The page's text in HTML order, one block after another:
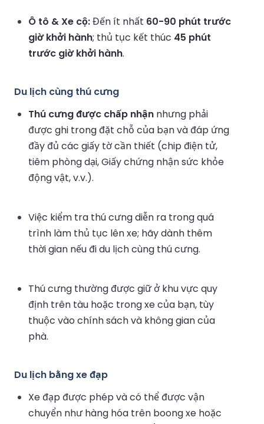
Ô tô & Xe cộ:Đến ít nhất 60-90 phút trước
giờ khởi hành; thủ tục kết thúc 45 phút
trước giờ khởi hành.
Du lịch cùng thú cưng
Thú cưng được chấp nhận nhưng phải
được ghi trong đặt chỗ của bạn và đáp ứng
đầy đủ các giấy tờ cần thiết (chip điện tử,
tiêm phòng dại, Giấy chứng nhận sức khỏe
động vật, v.v.).
Việc kiểm tra thú cưng diễn ra trong quá
trình làm thủ tục lên xe; hãy dành thêm
thời gian nếu đi du lịch cùng thú cưng.
Thú cưng thường được giữ ở khu vực quy
định trên tàu hoặc trong xe của bạn, tùy
thuộc vào chính sách và không gian của
phà.
Du lịch bằng xe đạp
Xe đạp được phép và có thể được vận
chuyển như hàng hóa trên boong xe hoặc